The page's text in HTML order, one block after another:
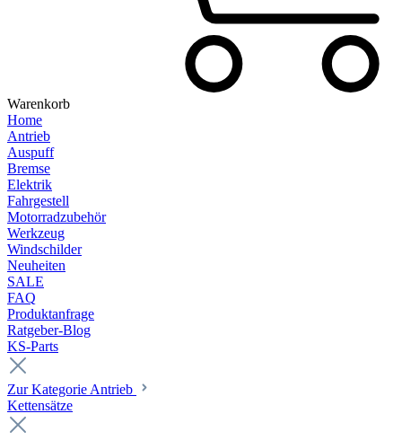
Warenkorb
Home
Antrieb
Auspuff
Bremse
Elektrik
Fahrgestell
Motorradzubehör
Werkzeug
Windschilder
Neuheiten
SALE
FAQ
Produktanfrage
Ratgeber-Blog
KS-Parts
Zur Kategorie Antrieb
Kettensätze